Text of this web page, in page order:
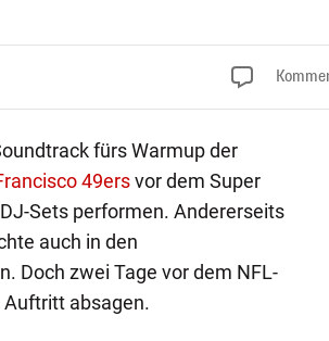
fürs Warmup der
49ersvor dem Super
Sets performen. Andererseits
auch in den
Doch zwei Tage vor dem NFL-
absagen.